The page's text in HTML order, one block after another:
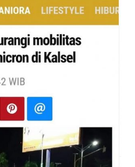
kurangi
dengan ada
(Antara, 7
2022)